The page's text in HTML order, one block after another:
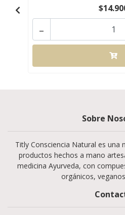
-
Sobre
Titly Consciencia Natural es una
productos hechos a mano
medicina Ayurveda, con
orgánicos,